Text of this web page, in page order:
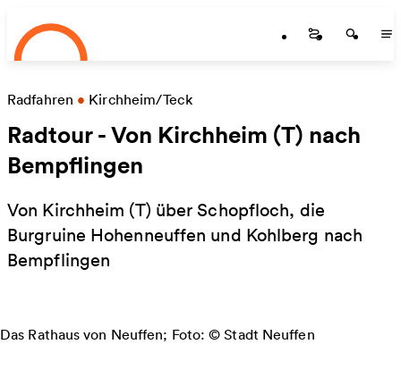
Skip to main content
Startseite
Radfahren • Kirchheim/Teck
Radtour - Von Kirchheim (T) nach
Bempflingen
Von Kirchheim (T) über Schopfloch, die
Burgruine Hohenneuffen und Kohlberg nach
Bempflingen
Das Rathaus von Neuffen; Foto: © Stadt Neuffen